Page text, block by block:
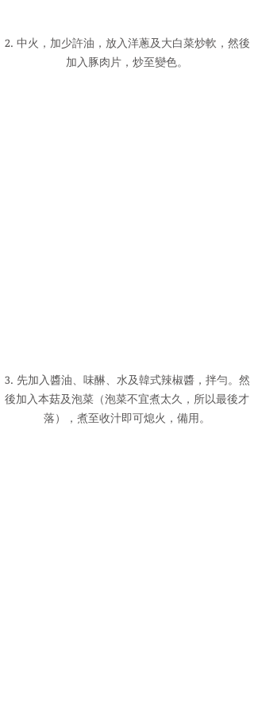
2. 中火，加少許油，放入洋蔥及大白菜炒軟，然後
加入豚肉片，炒至變色。
3. 先加入醬油、味醂、水及韓式辣椒醬，拌勻。然
後加入本菇及泡菜（泡菜不宜煮太久，所以最後才
落），煮至收汁即可熄火，備用。